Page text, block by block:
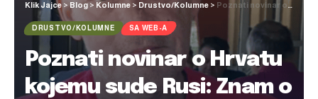
Klik Jajce >Blog > Kolumne > Drustvo/Kolumne > Poznati novinar o Hrvatu kojemu sude Rusi: Znam o njemu više od onog što objavljuju naši goebbelsi. Dok drugi spašavaju svoje građane, naši pjevuše
DRUSTVO/KOLUMNE SA WEB-A
Poznati novinar o Hrvatu
kojemu sude Rusi: Znam o